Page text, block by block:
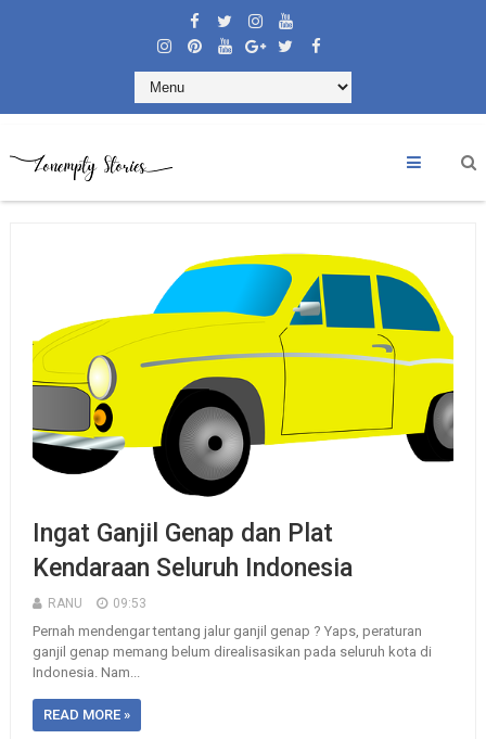
Ingat Ganjil Genap dan Plat
Kendaraan Seluruh Indonesia
RANU 09:53
Pernah mendengar tentang jalur ganjil genap ? Yaps, peraturan
ganjil genap memang belum direalisasikan pada seluruh kota di
Indonesia. Nam...
READ MORE »